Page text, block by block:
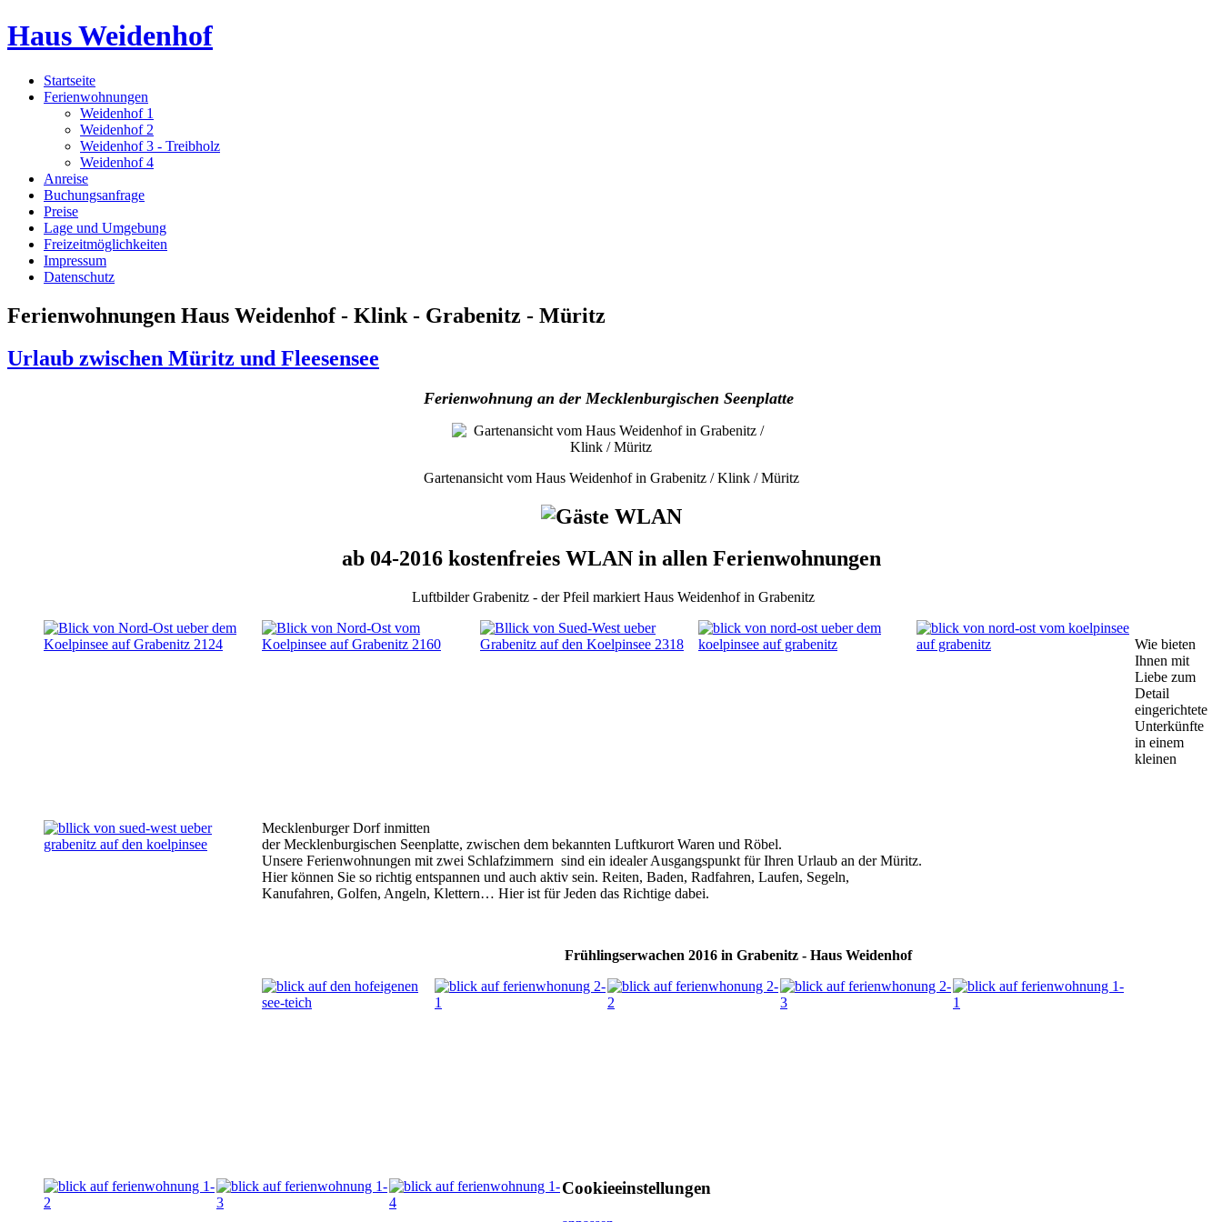
Haus Weidenhof
Startseite
Ferienwohnungen
Weidenhof 1
Weidenhof 2
Weidenhof 3 - Treibholz
Weidenhof 4
Anreise
Buchungsanfrage
Preise
Lage und Umgebung
Freizeitmöglichkeiten
Impressum
Datenschutz
Ferienwohnungen Haus Weidenhof - Klink - Grabenitz - Müritz
Urlaub zwischen Müritz und Fleesensee
Ferienwohnung an der Mecklenburgischen Seenplatte
Gartenansicht vom Haus Weidenhof in Grabenitz / Klink / Müritz
ab 04-2016 kostenfreies WLAN in allen Ferienwohnungen
Luftbilder Grabenitz - der Pfeil markiert Haus Weidenhof in Grabenitz
Wie bieten
Ihnen mit
Liebe zum
Detail
eingerichtete
Unterkünfte
in einem
kleinen
Mecklenburger Dorf inmitten
der Mecklenburgischen Seenplatte, zwischen dem bekannten Luftkurort Waren und Röbel.
Unsere Ferienwohnungen mit zwei Schlafzimmern sind ein idealer Ausgangspunkt für Ihren Urlaub an der Müritz.
Hier können Sie so richtig entspannen und auch aktiv sein. Reiten, Baden, Radfahren, Laufen, Segeln,
Kanufahren, Golfen, Angeln, Klettern… Hier ist für Jeden das Richtige dabei.
Frühlingserwachen 2016 in Grabenitz - Haus Weidenhof
Cookieeinstellungen